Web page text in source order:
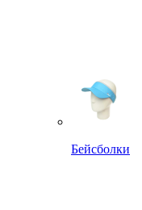
Бейсболки